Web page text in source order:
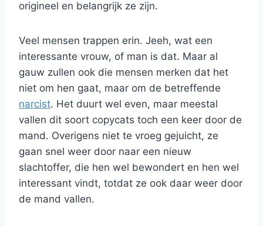
origineel en belangrijk ze zijn.
Veel mensen trappen erin. Jeeh, wat een
interessante vrouw, of man is dat. Maar al
gauw zullen ook die mensen merken dat het
niet om hen gaat, maar om de betreffende
narcist. Het duurt wel even, maar meestal
vallen dit soort copycats toch een keer door de
mand. Overigens niet te vroeg gejuicht, ze
gaan snel weer door naar een nieuw
slachtoffer, die hen wel bewondert en hen wel
interessant vindt, totdat ze ook daar weer door
de mand vallen.